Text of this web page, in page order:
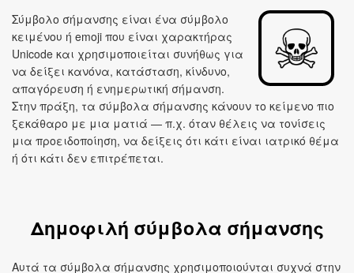
Σύμβολο σήμανσης είναι ένα σύμβολο
κειμένου ή emoji που είναι χαρακτήρας
Unicode και χρησιμοποιείται συνήθως για
να δείξει κανόνα, κατάσταση, κίνδυνο,
απαγόρευση ή ενημερωτική σήμανση.
Στην πράξη, τα σύμβολα σήμανσης κάνουν το κείμενο πιο
ξεκάθαρο με μια ματιά — π.χ. όταν θέλεις να τονίσεις
μια προειδοποίηση, να δείξεις ότι κάτι είναι ιατρικό θέμα
ή ότι κάτι δεν επιτρέπεται.
Δημοφιλή σύμβολα σήμανσης
Αυτά τα σύμβολα σήμανσης χρησιμοποιούνται συχνά στην